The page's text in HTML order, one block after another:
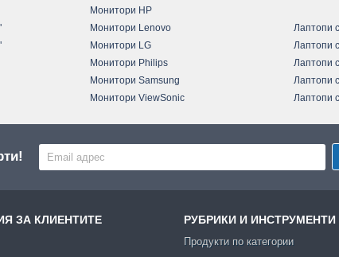
Монитори HP
Монитори Lenovo
Монитори LG
Монитори Philips
Монитори Samsung
Монитори ViewSonic
Лаптопи
Лаптопи
Лаптопи
Лаптопи
Лаптопи
ЗА КЛИЕНТИТЕ РУБРИКИ И ИНСТРУМЕНТИ
Продукти по категории